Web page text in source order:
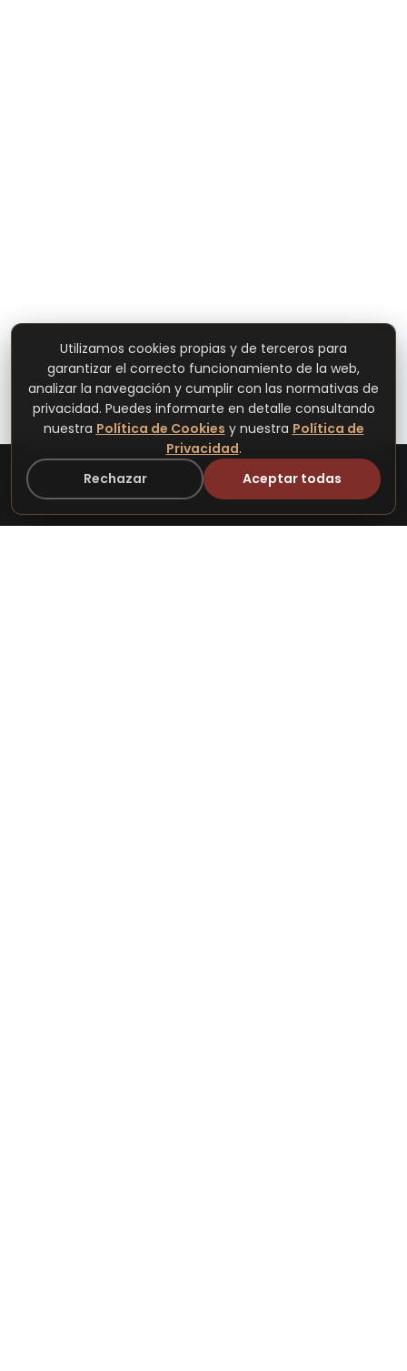
Utilizamos cookies propias y de terceros para
garantizar el correcto funcionamiento de la web,
analizar la navegación y cumplir con las normativas de
privacidad. Puedes informarte en detalle consultando
nuestra Política de Cookies y nuestra Política de
Privacidad.
Rechazar
Aceptar todas